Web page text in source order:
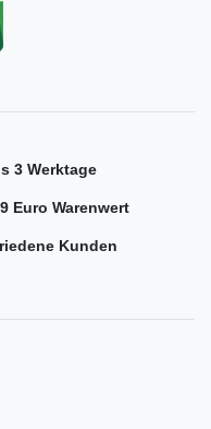
3 Werktage
Euro Warenwert
Kunden